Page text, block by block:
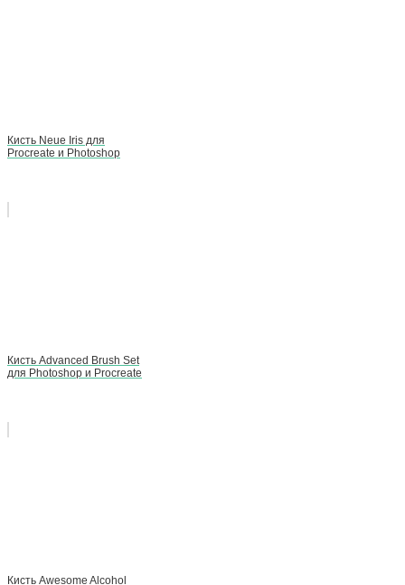
Кисть Neue Iris для
Procreate и Photoshop
Кисть Advanced Brush Set
для Photoshop и Procreate
Кисть Awesome Alcohol